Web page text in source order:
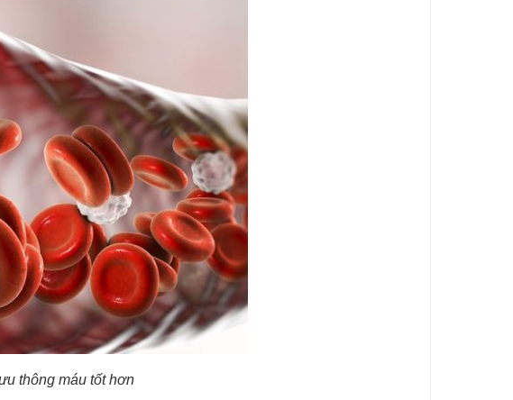
thông máu tốt hơn